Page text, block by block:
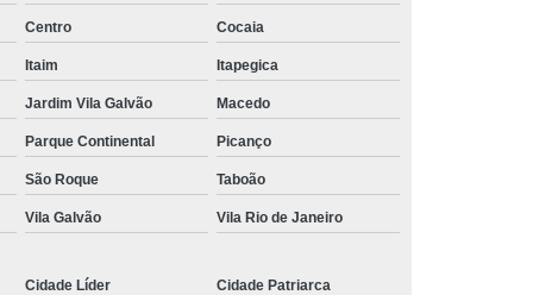
Magnética de Joelho
Magnética de Pelve
de Articulações
do Abdome Total
Tomografia do Tórax
Exame de Imagem Tomografia Pélvica
Centro Cocaia
Itaim Itapegica
Jardim Vila Galvão Macedo
Parque Continental Picanço
São Roque Taboão
Vila Galvão Vila Rio de Janeiro
Cidade Líder Cidade Patriarca